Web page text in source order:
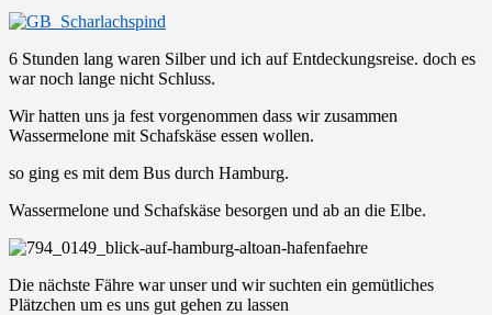
6 Stunden lang waren Silber und ich auf Entdeckungsreise. doch es
war noch lange nicht Schluss.
Wir hatten uns ja fest vorgenommen dass wir zusammen
Wassermelone mit Schafskäse essen wollen.
so ging es mit dem Bus durch Hamburg.
Wassermelone und Schafskäse besorgen und ab an die Elbe.
Die nächste Fähre war unser und wir suchten ein gemütliches
Plätzchen um es uns gut gehen zu lassen